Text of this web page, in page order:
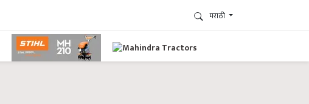
मराठी